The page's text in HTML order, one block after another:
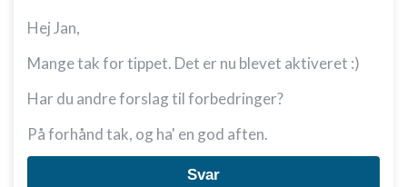
Hej Jan,
Mange tak for tippet. Det er nu blevet aktiveret :)
Har du andre forslag til forbedringer?
På forhånd tak, og ha' en god aften.
Svar